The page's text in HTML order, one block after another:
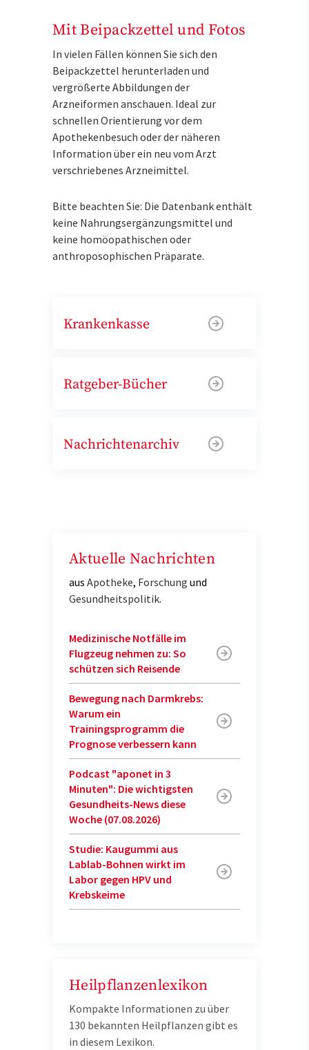
Mit Beipackzettel und Fotos
In vielen Fällen können Sie sich den
Beipackzettel herunterladen und
vergrößerte Abbildungen der
Arzneiformen anschauen. Ideal zur
schnellen Orientierung vor dem
Apothekenbesuch oder der näheren
Information über ein neu vom Arzt
verschriebenes Arzneimittel.
Bitte beachten Sie: Die Datenbank enthält
keine Nahrungsergänzungsmittel und
keine homöopathischen oder
anthroposophischen Präparate.
Krankenkasse
Ratgeber-Bücher
Nachrichtenarchiv
Aktuelle Nachrichten
aus Apotheke, Forschung und
Gesundheitspolitik.
Medizinische Notfälle im
Flugzeug nehmen zu: So
schützen sich Reisende
Bewegung nach Darmkrebs:
Warum ein
Trainingsprogramm die
Prognose verbessern kann
Podcast "aponet in 3
Minuten": Die wichtigsten
Gesundheits-News diese
Woche (07.08.2026)
Studie: Kaugummi aus
Lablab-Bohnen wirkt im
Labor gegen HPV und
Krebskeime
Heilpflanzenlexikon
Kompakte Informationen zu über
130 bekannten Heilpflanzen gibt es
in diesem Lexikon.